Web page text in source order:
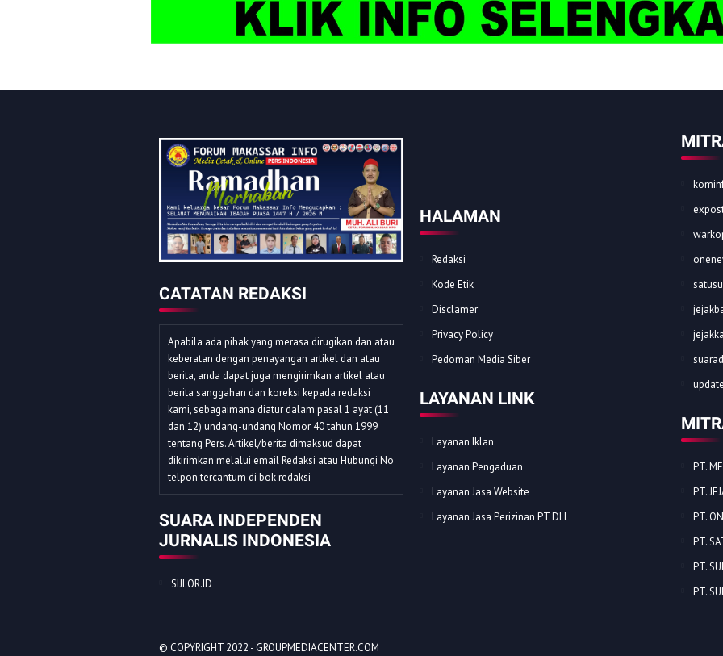
CATATAN REDAKSI
Apabila ada pihak yang merasa dirugikan dan atau
keberatan dengan penayangan artikel dan atau
berita, anda dapat juga mengirimkan artikel atau
berita sanggahan dan koreksi kepada redaksi
kami, sebagaimana diatur dalam pasal 1 ayat (11
dan 12) undang-undang Nomor 40 tahun 1999
tentang Pers. Artikel/berita dimaksud dapat
dikirimkan melalui email Redaksi atau Hubungi No
telpon tercantum di bok redaksi
SUARA INDEPENDEN
JURNALIS INDONESIA
SIJI.OR.ID
HALAMAN
Redaksi
Kode Etik
Disclamer
Privacy Policy
Pedoman Media Siber
LAYANAN LINK
Layanan Iklan
Layanan Pengaduan
Layanan Jasa Website
Layanan Jasa Perizinan PT DLL
PT.
PT.
PT.
PT.
PT.
PT.
© COPYRIGHT 2022 - GROUPMEDIACENTER.COM